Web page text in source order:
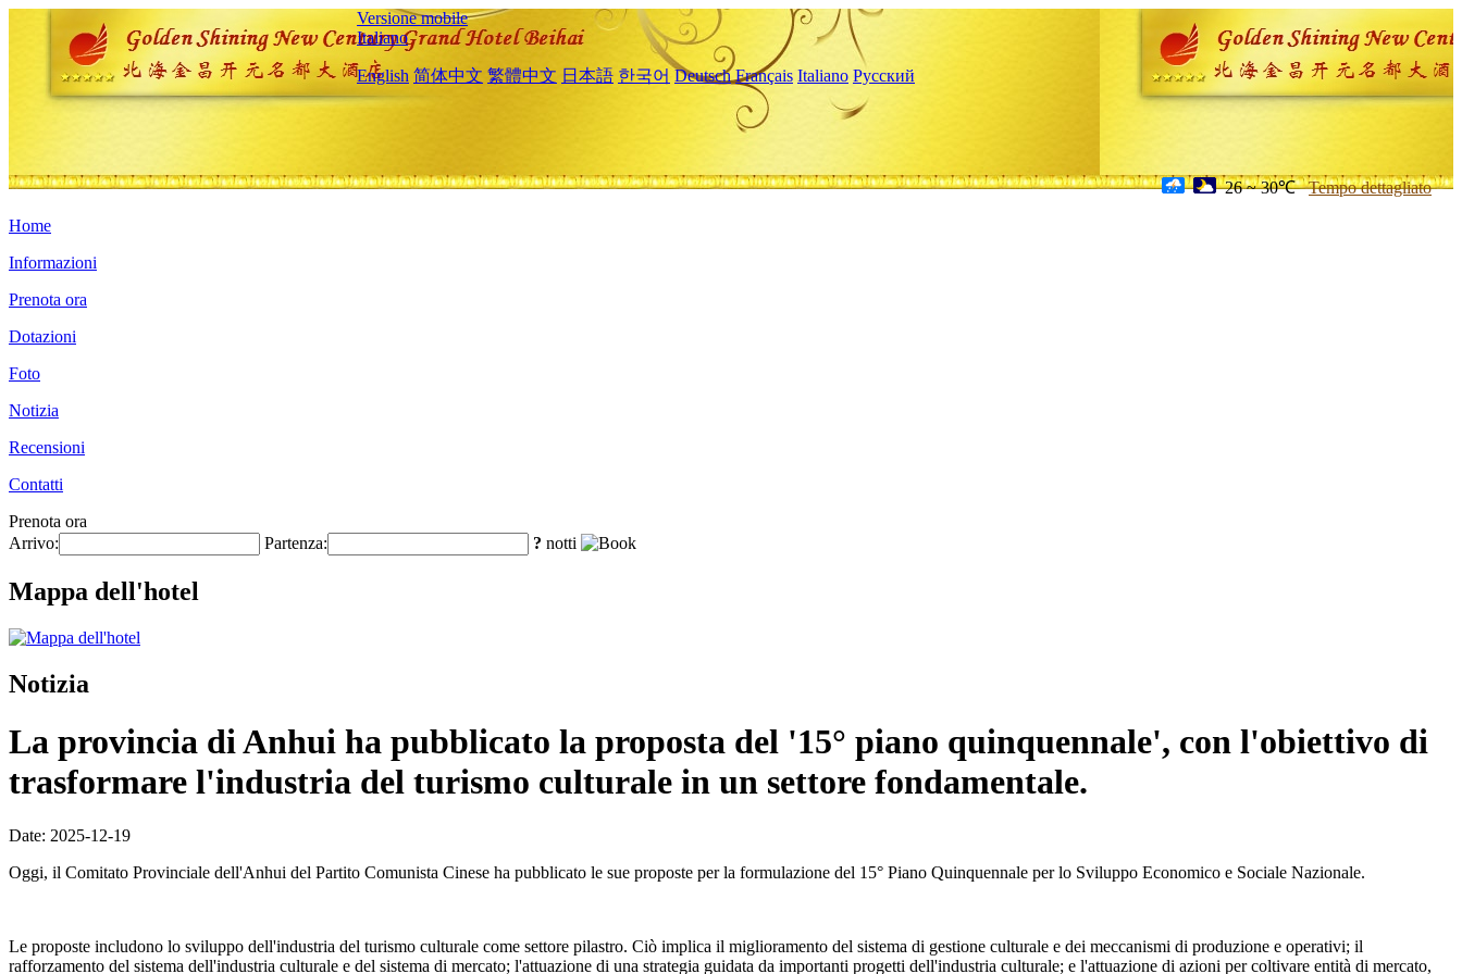
Versione mobile
Italiano
English 简体中文 繁體中文 日本語 한국어 Deutsch Français Italiano Русский
26 ~ 30℃ Tempo dettagliato
Home
Informazioni
Prenota ora
Dotazioni
Foto
Notizia
Recensioni
Contatti
Prenota ora
Arrivo:
Partenza: ? notti
Mappa dell'hotel
Notizia
La provincia di Anhui ha pubblicato la proposta del '15° piano quinquennale', con l'obiettivo di
trasformare l'industria del turismo culturale in un settore fondamentale.
Date: 2025-12-19
Oggi, il Comitato Provinciale dell'Anhui del Partito Comunista Cinese ha pubblicato le sue proposte per la formulazione del 15° Piano Quinquennale per lo Sviluppo Economico e Sociale Nazionale.
Le proposte includono lo sviluppo dell'industria del turismo culturale come settore pilastro. Ciò implica il miglioramento del sistema di gestione culturale e dei meccanismi di produzione e operativi; il
rafforzamento del sistema dell'industria culturale e del sistema di mercato; l'attuazione di una strategia guidata da importanti progetti dell'industria culturale; e l'attuazione di azioni per coltivare entità di mercato,